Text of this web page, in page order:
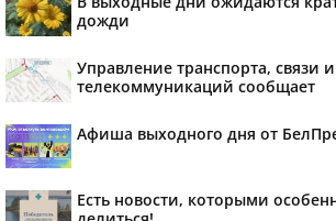
дожди
Управление транспорта, связи и
телекоммуникаций сообщает
Афиша выходного дня от
Есть новости, которыми